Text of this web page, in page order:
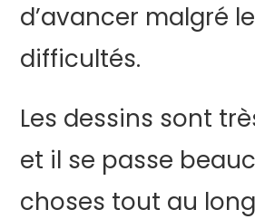
d’avancer malgré
difficultés.
Les dessins sont
et il se passe
choses tout au